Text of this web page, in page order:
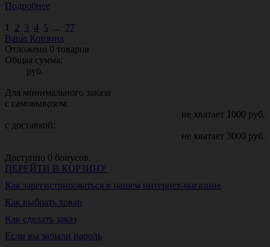
Подробнее
1 2 3 4 5 ... 77
Ваша Корзина
Отложено 0 товаров
Общая сумма:
руб.
Для минимального заказа
с самовывозом:
не хватает 1000 руб.
с доставкой:
не хватает 3000 руб.
Доступно 0 бонусов.
ПЕРЕЙТИ В КОРЗИНУ
Как зарегистрироваться в нашем интернет-магазине
Как выбрать товар
Как сделать заказ
Если вы забыли пароль